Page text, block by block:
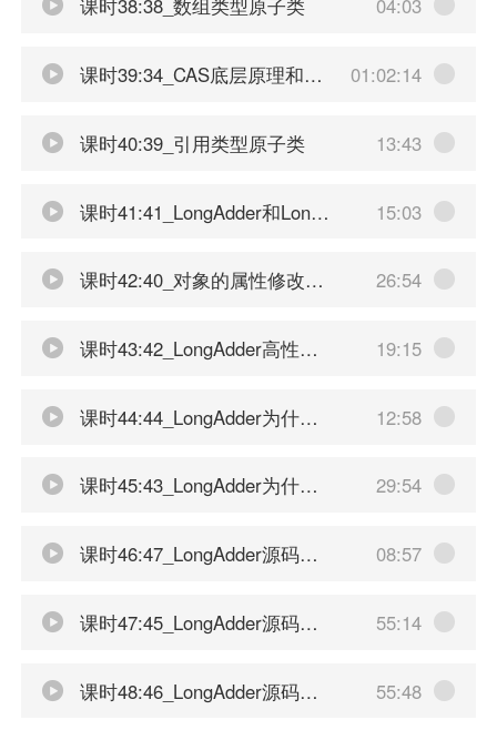
课时38:38_数组类型原子类 04:03
课时39:34_CAS底层原理和UnSafe的理解 01:02:14
课时40:39_引用类型原子类 13:43
课时41:41_LongAdder和LongAccumulator 15:03
课时42:40_对象的属性修改原子类 26:54
课时43:42_LongAdder高性能对比 19:15
课时44:44_LongAdder为什么这么快2 12:58
课时45:43_LongAdder为什么这么快 29:54
课时46:47_LongAdder源码分析03 08:57
课时47:45_LongAdder源码分析01 55:14
课时48:46_LongAdder源码分析02 55:48